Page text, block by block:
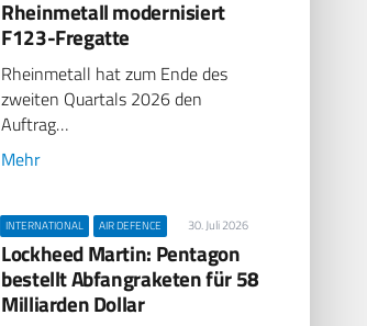
Rheinmetall modernisiert
F123-Fregatte
Rheinmetall hat zum Ende des
zweiten Quartals 2026 den
Auftrag…
Mehr
INTERNATIONAL AIR DEFENCE 30. Juli 2026
Lockheed Martin: Pentagon
bestellt Abfangraketen für 58
Milliarden Dollar